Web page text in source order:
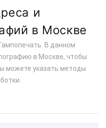
и
в Москве
В данном
в Москве, чтобы
можете указать методы